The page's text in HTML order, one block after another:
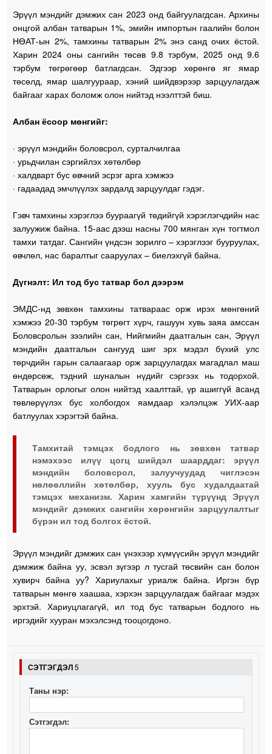
Эрүүл мэндийг дэмжих сан 2023 онд байгуулагдсан. Архины
онцгой албан татварын 1%, эмийн импортын гаалийн болон
НӨАТ-ын 2%, тамхины татварын 2% энэ санд очих ёстой.
Харин 2024 оны сангийн төсөв 9.8 тэрбум, 2025 онд 9.6
тэрбум төгрөгөөр батлагдсан. Эдгээр хөрөнгө яг ямар
төсөлд, ямар шалгуураар, хэний шийдвэрээр зарцуулагдаж
байгааг харах боломж олон нийтэд нээлттэй биш.
Албан ёсоор мөнгийг:
· эрүүл мэндийн боловсрол, сурталчилгаа
· урьдчилан сэргийлэх хөтөлбөр
· халдварт бус өвчний эсрэг арга хэмжээ
· гадаадад эмчлүүлэх зардалд зарцуулдаг гэдэг.
Гэвч тамхины хэрэглээ буураагүй төдийгүй хэрэглэгчдийн нас
залуужиж байна. 15-аас дээш насны 700 мянган хүн тогтмол
тамхи татдаг. Сангийн үндсэн зорилго – хэрэглээг бууруулах,
өвчлөл, нас баралтыг сааруулах – биелэхгүй байна.
Дүгнэлт: Ил тод бус татвар бол дээрэм
ЭМДС-нд зөвхөн тамхины татвараас орж ирэх мөнгөний
хэмжээ 20-30 тэрбум төгрөгт хүрч, гашуун хувь заяа амссан
Боловсролын зээлийн сан, Нийгмийн даатгалын сан, Эрүүл
мэндийн даатгалын сангууд шиг эрх мэдэл бүхий улс
төрчдийн гарын салаагаар орж зарцуулагдах магадлал маш
өндөрсөж, тэдний шуналын нүдийг сэргээх нь тодорхой.
Татварын орлогыг олон нийтэд хаалттай, үр ашиггүй aсанд
төвлөрүүлэх бус холбогдох яамдаар хэлэлцэж УИХ-аар
батлуулах хэрэгтэй байна.
Тамхитай тэмцэх бодлого нь зөвхөн татвар
нэмэхээс илүү цогц шийдэл шаарддаг: эрүүл
мэндийн боловсрол, залуучуудад чиглэсэн
нөлөөллийн хөтөлбөр, хууль бус худалдаатай
тэмцэх механизм. Харин хамгийн түрүүнд Эрүүл
мэндийг дэмжих сангийн хөрөнгийн зарцуулалтыг
бүрэн ил тод болгох ёстой.
Эрүүл мэндийг дэмжих сан үнэхээр хүмүүсийн эрүүл мэндийг
дэмжиж байна уу, эсвэл зүгээр л тусгай төсвийн сан болон
хувирч байна уу? Хариулахыг уриалж байна. Иргэн бүр
татварын мөнгө хаашаа, хэрхэн зарцуулагдаж байгааг мэдэх
эрхтэй. Хариуцлагагүй, ил тод бус татварын бодлого нь
иргэдийг хууран мэхэлсэнд тооцогдоно.
СЭТГЭГДЭЛ5
Таны нэр:
Сэтгэгдэл: